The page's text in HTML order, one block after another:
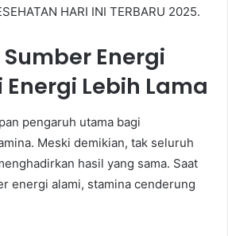
HARI INI TERBARU 2025.
Energi
Lebih Lama
pengaruh utama bagi
Meski demikian, tak seluruh
hasil yang sama. Saat
energi alami, stamina cenderung